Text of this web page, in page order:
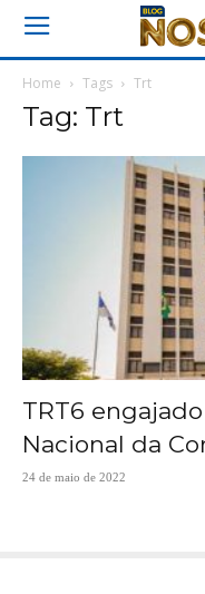
Home Tags Trt
Tag: Trt
TRT6
Nacional da
24 de maio de 2022